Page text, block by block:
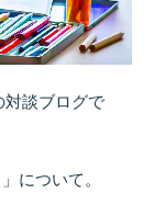
対談ブログで
について。